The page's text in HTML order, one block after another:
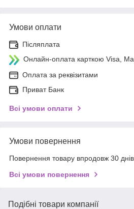
Умови оплати
Післяплата
Онлайн-оплата карткою Visa,
Оплата за реквізитами
Приват Банк
Всі умови оплати
Умови повернення
Повернення товару впродовж 30
Всі умови повернення
Подібні товари компанії